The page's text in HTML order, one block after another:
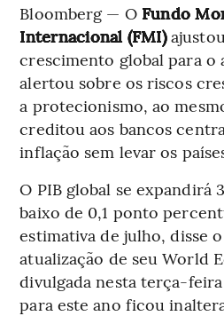
Bloomberg — OFundo
Internacional (FMI)
crescimento global para o
alertou sobre os riscos
a protecionismo, ao
creditou aos bancos
inflação sem levar os
O PIB global se expandirá
baixo de 0,1 ponto
estimativa de julho, disse
atualização de seu World
divulgada nesta terça-
para este ano ficou